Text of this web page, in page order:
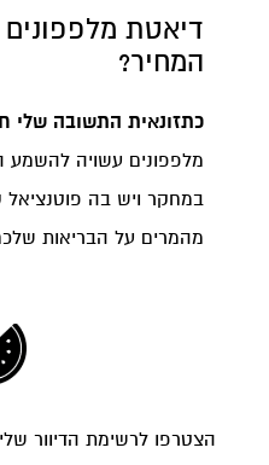
דיאטת
המחיר?
כתזונאית התשובה שלי
מלפפונים עשויה להשמע
במחקר ויש בה פוטנציאל
מהמרים על הבריאות
הצטרפו לרשימת הדיוור